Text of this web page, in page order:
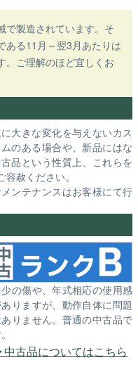
で製造されています。そ
ある11月～翌3月あたりは
。ご理解のほど宜しくお
大きな変化を与えないカス
のある場合や、新品にはな
品という性質上、これらを
赦ください。
ンテナンスはお客様にて行
の傷や、年式相応の使用感
りますが、動作自体に問題
りません。普通の中古品で
中古品についてはこちら